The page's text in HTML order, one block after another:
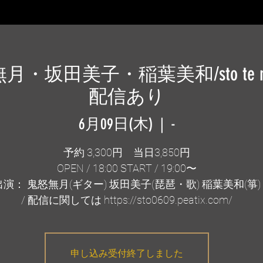
・坂田美子・稲葉美和/sto te
配信あり
6月09日(木)
  |
-
予約 3,300円 当日3,850円
OPEN / 18:00 START / 19:00〜
演： 鬼怒無月(ギター) 坂田美子(琵琶・歌) 稲葉美和(箏)
/ 配信に関しては https://sto0609.peatix.com/
申し込み受付終了しました